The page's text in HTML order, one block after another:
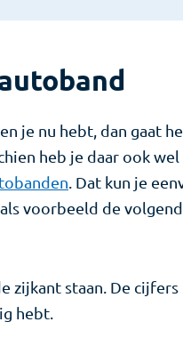
je nu hebt, dan gaat
heb je daar ook
. Dat kun je
voorbeeld de
staan. De cijfers
hebt.